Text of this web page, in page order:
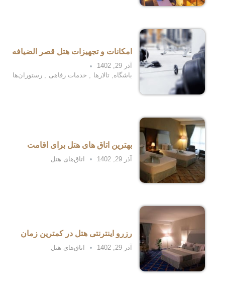
امکانات و تجهیزات هتل قصر الضیافه
آذر 29, 1402
باشگاه, تالارها , خدمات رفاهی , رستوران‌ها
بهترین اتاق های هتل برای اقامت
آذر 29, 1402 اتاق‌های هتل
رزرو اینترنتی هتل در کمترین زمان
آذر 29, 1402 اتاق‌های هتل